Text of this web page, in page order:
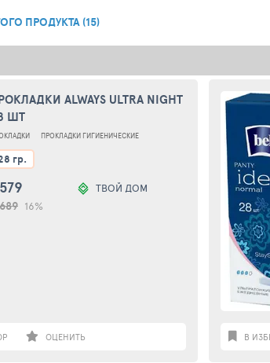
ПРОДУКТА (15)
ALWAYS ULTRA NIGHT
ШТ
ПРОКЛАДКИ ГИГИЕНИЧЕСКИЕ
гр.
579
689 16%
ТВОЙ ДОМ
ОЦЕНИТЬ В